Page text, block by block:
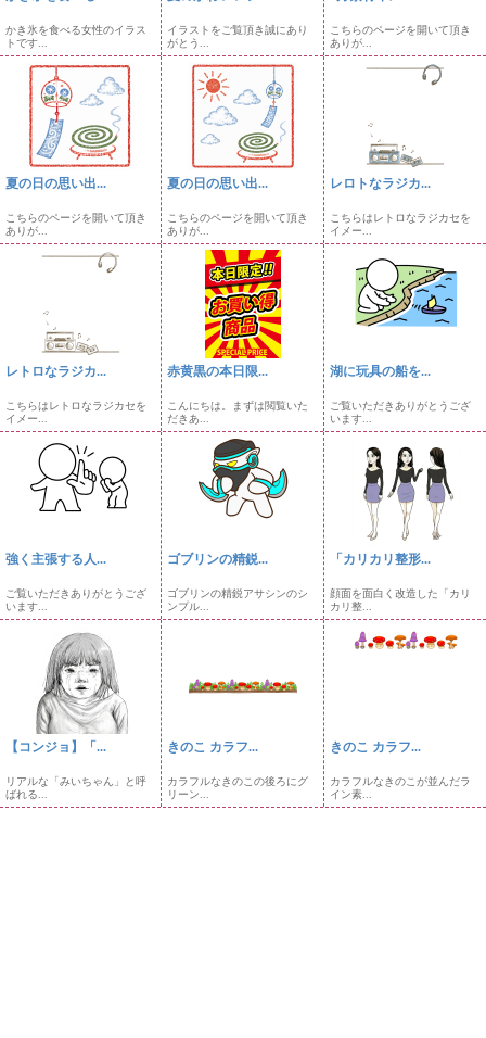
かき氷を食べる女性のイラス
トです...
イラストをご覧頂き誠にあり
がとう...
こちらのページを開いて頂き
ありが...
夏の日の思い出...
こちらのページを開いて頂き
ありが...
夏の日の思い出...
こちらのページを開いて頂き
ありが...
レロトなラジカ...
こちらはレトロなラジカセを
イメー...
レトロなラジカ...
こちらはレトロなラジカセを
イメー...
赤黄黒の本日限...
こんにちは。まずは閲覧いた
だきあ...
湖に玩具の船を...
ご覧いただきありがとうござ
います...
強く主張する人...
ご覧いただきありがとうござ
います...
ゴブリンの精鋭...
ゴブリンの精鋭アサシンのシ
ンプル...
「カリカリ整形...
顔面を面白く改造した「カリ
カリ整...
【コンジョ】「...
リアルな「みいちゃん」と呼
ばれる...
きのこ カラフ...
カラフルなきのこの後ろにグ
リーン...
きのこ カラフ...
カラフルなきのこが並んだラ
イン素...